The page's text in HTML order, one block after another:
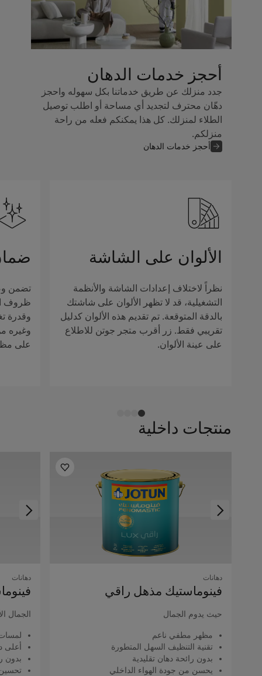
أحجز خدمات الدهان
جدد منزلك عن طريق خدماتنا بكل سهوله واحجز
دهّان محترف لتجديد أي مساحة أو اطلب توصيل
الطلاء لمنزلك. كل هذا يمكنكم فعله من راحة
منزلكم.
أحجز خدمات الدهان
الألوان على الشاشة
نظراً لاختلاف إعدادات الشاشة والأنظمة
التشغيلية، قد لا تظهر الألوان على شاشتك
بالدقة المتوقعة. تم تقديم هذه الألوان كدليل
تقريبي فقط. زر أقرب متجر جوتن للاطلاع
على عينة الألوان.
تضمن
ظروف
وقدرة
وغيره
على
منتجات داخلية
دهانات
فينوماستيك مذهل راقي
حيث يدوم الجمال
مظهر مطفي ناعم
تقنية التنظيف السهل المتطورة
بدون رائحة دهان تقليدية
يحسن من جودة الهواء الداخلي
دهانات
الجمال
أعلى
بدون